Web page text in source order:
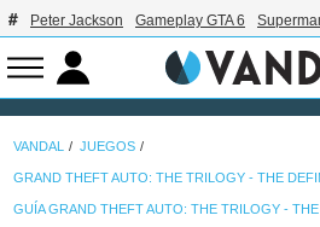
Peter Jackson Gameplay GTA 6
VANDAL JUEGOS
GRAND THEFT AUTO: THE TRILOGY - THE
GUÍA GRAND THEFT AUTO: THE TRILOGY -